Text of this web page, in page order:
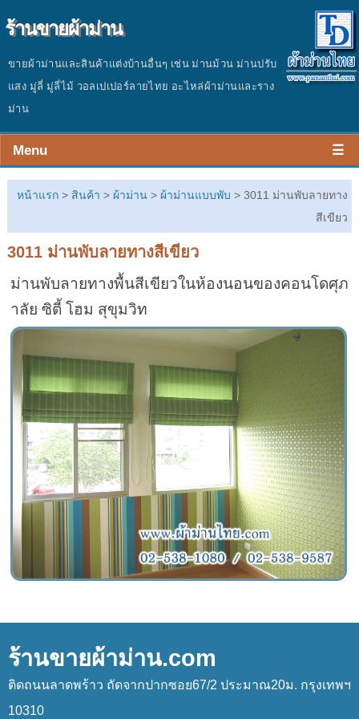
ร้านขายผ้าม่าน
ขายผ้าม่านและสินค้าแต่งบ้านอื่นๆ เช่น ม่านม้วน ม่านปรับ
แสง มู่ลี่ มู่ลี่ไม้ วอลเปเปอร์ลายไทย อะไหล่ผ้าม่านและราง
ม่าน
Menu ☰
หน้าร้าน
ผลงาน
ประเมินราคา
ติดต่อร้าน
บทความ
หน้าแรก > สินค้า > ผ้าม่าน > ผ้าม่านแบบพับ > 3011 ม่านพับลายทาง
สีเขียว
3011 ม่านพับลายทางสีเขียว
ม่านพับลายทางพื้นสีเขียวในห้องนอนของคอนโดศุภ
าลัย ซิตี้ โฮม สุขุมวิท
ร้านขายผ้าม่าน.com
ติดถนนลาดพร้าว ถัดจากปากซอย67/2 ประมาณ20ม. กรุงเทพฯ
10310